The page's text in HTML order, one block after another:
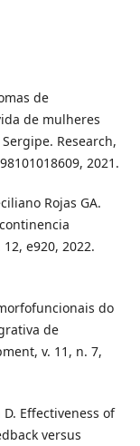
de
de mulheres
Research,
2021.
Rojas GA.
e920, 2022.
do
de
v. 11, n. 7,
Effectiveness of
versus